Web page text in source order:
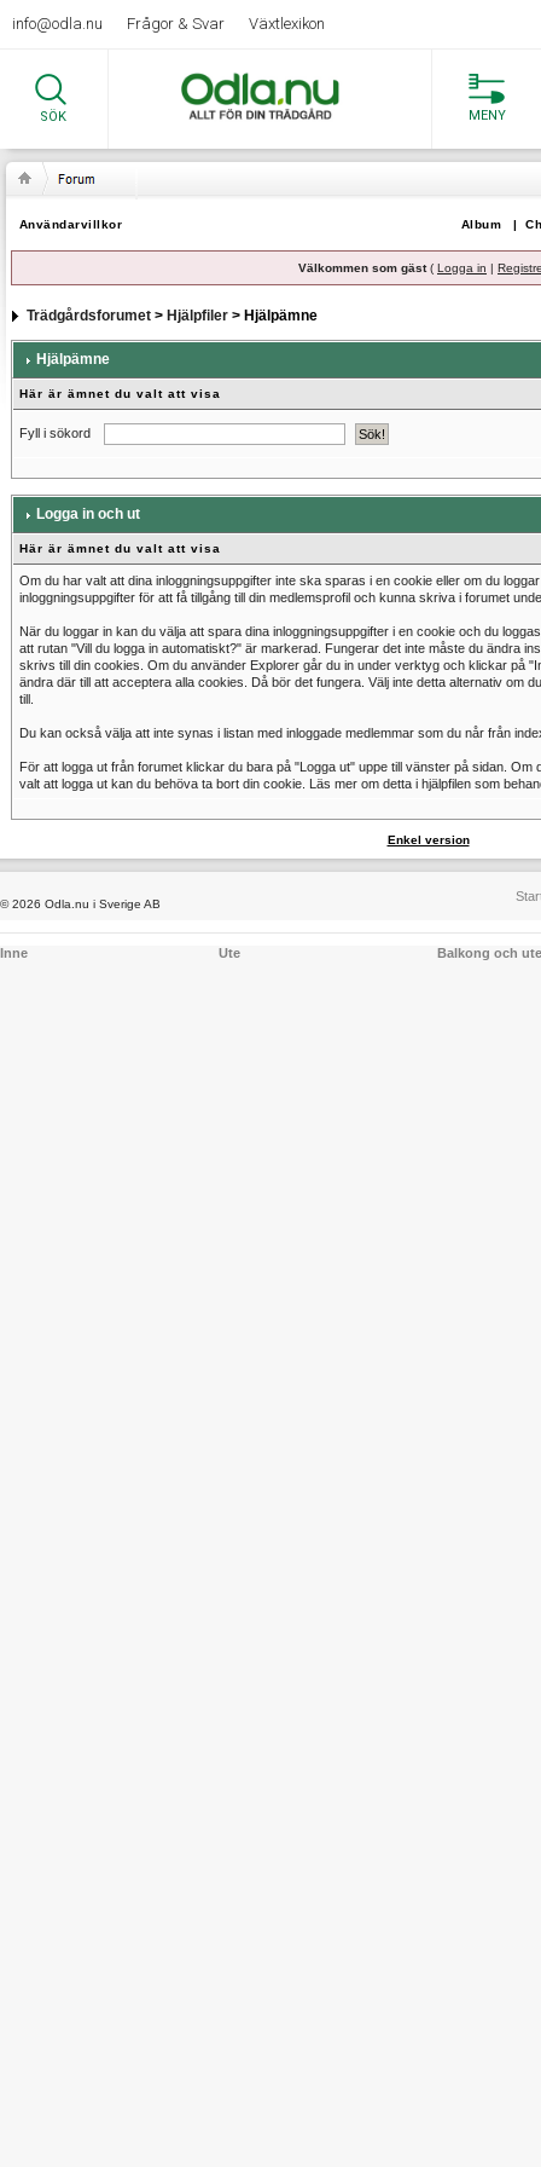
info@odla.nu Frågor & Svar Växtlexikon
SÖK MENY
Användarvillkor Album |
Välkommen som gäst( Logga in |
Trädgårdsforumet> Hjälpfiler> Hjälpämne
Hjälpämne
Här är ämnet du valt att visa
Fyll i sökord
Logga in och ut
Här är ämnet du valt att visa
Om du har valt att dina inloggningsuppgifter inte ska sparas i en cookie eller om du
inloggningsuppgifter för att få tillgång till din medlemsprofil och kunna skriva i forumet
När du loggar in kan du välja att spara dina inloggningsuppgifter i en cookie och du
att rutan "Vill du logga in automatiskt?" är markerad. Fungerar det inte måste du ändra
skrivs till din cookies. Om du använder Explorer går du in under verktyg och klickar på
ändra där till att acceptera alla cookies. Då bör det fungera. Välj inte detta alternativ om
till.
Du kan också välja att inte synas i listan med inloggade medlemmar som du når från
För att logga ut från forumet klickar du bara på "Logga ut" uppe till vänster på sidan.
valt att logga ut kan du behöva ta bort din cookie. Läs mer om detta i hjälpfilen som
Enkel version
© 2026 Odla.nu i Sverige AB
Inne Ute Balkong och